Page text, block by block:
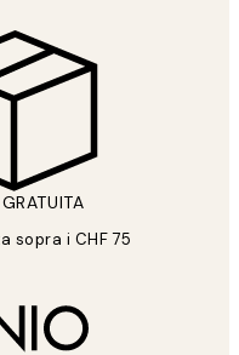
sopra i CHF 75